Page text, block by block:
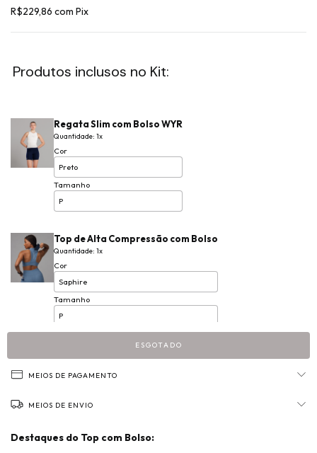
R$229,86 com Pix
Produtos inclusos no Kit:
Regata Slim com Bolso WYR
Quantidade: 1x
Cor
Tamanho
Top de Alta Compressão com Bolso
Quantidade: 1x
Cor
Tamanho
ESGOTADO
MEIOS DE PAGAMENTO
MEIOS DE ENVIO
Destaques do Top com Bolso: